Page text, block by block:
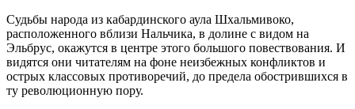
Судьбы народа из кабардинского аула Шхальмивоко,
расположенного вблизи Нальчика, в долине с видом на
Эльбрус, окажутся в центре этого большого повествования. И
видятся они читателям на фоне неизбежных конфликтов и
острых классовых противоречий, до предела обострившихся в
ту революционную пору.